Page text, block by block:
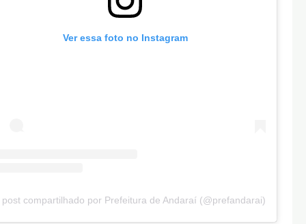
Ver essa foto no Instagram
post compartilhado por Prefeitura de Andaraí (@prefandarai)